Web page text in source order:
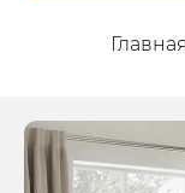
Главная